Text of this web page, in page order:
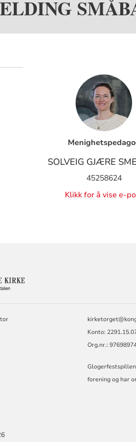
SOLVEIG GJÆRE
45258624
Klikk for å vise e-
JONDALEN
MENIGHETKonto:
Org.nr.:
forening og har